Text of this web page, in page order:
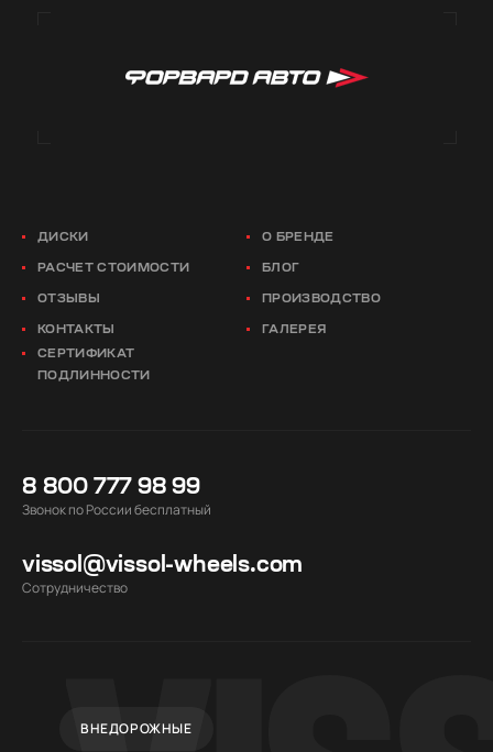
ДИСКИ О БРЕНДЕ
РАСЧЕТ СТОИМОСТИ БЛОГ
ОТЗЫВЫ ПРОИЗВОДСТВО
КОНТАКТЫ
ГАЛЕРЕЯ
СЕРТИФИКАТ
ПОДЛИННОСТИ
8 800 777 98 99
Звонок по России бесплатный
vissol@vissol-wheels.com
Cотрудничество
ВНЕДОРОЖНЫЕ